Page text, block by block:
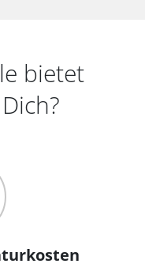
bietet